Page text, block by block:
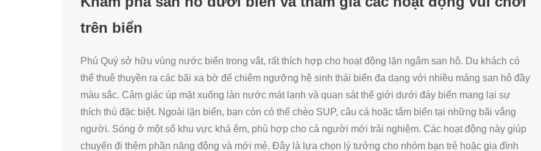
trên biển
Phú Quý sở hữu vùng nước biển trong vắt, rất thích hợp cho hoạt động lặn ngắm san hô. Du khách có
thể thuê thuyền ra các bãi xa bờ để chiêm ngưỡng hệ sinh thái biển đa dạng với nhiều mảng san hô đầy
màu sắc. Cảm giác úp mặt xuống làn nước mát lạnh và quan sát thế giới dưới đáy biển mang lại sự
thích thú đặc biệt. Ngoài lặn biển, bạn còn có thể chèo SUP, câu cá hoặc tắm biển tại những bãi vắng
người. Sóng ở một số khu vực khá êm, phù hợp cho cả người mới trải nghiệm. Các hoạt động này giúp
chuyến đi thêm phần năng động và mới mẻ. Đây là lựa chọn lý tưởng cho nhóm bạn trẻ hoặc gia đình